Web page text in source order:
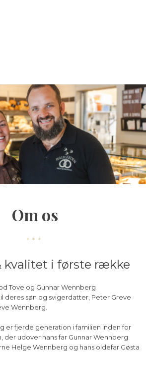
Om os​
***​
kvalitet i første række
Tove og Gunnar Wennberg
deres søn og svigerdatter, Peter Greve
Wennberg.
er fjerde generation i familien inden for
der udover hans far Gunnar Wennberg
Helge Wennberg og hans oldefar Gøsta